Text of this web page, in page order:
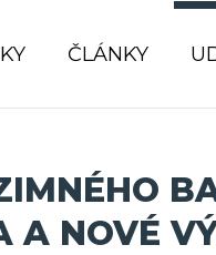
ČLÁNKY
A NOVÉ